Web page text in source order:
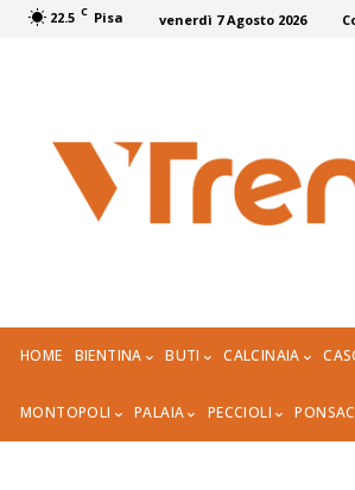
22.5 C Pisa venerdì 7 Agosto 2026
HOME BIENTINA BUTI CALCINAIA
MONTOPOLI PALAIA PECCIOLI